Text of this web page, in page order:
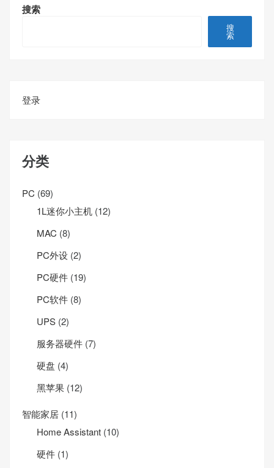
搜索
搜
索
登录
分类
PC (69)
1L迷你小主机 (12)
MAC (8)
PC外设 (2)
PC硬件 (19)
PC软件 (8)
UPS (2)
服务器硬件 (7)
硬盘 (4)
黑苹果 (12)
智能家居 (11)
Home Assistant (10)
硬件 (1)